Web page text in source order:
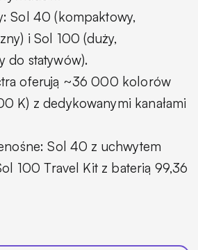
Sol 40 (kompaktowy,
i Sol 100 (duży,
do statywów).
oferują ~36 000 kolorów
K) z dedykowanymi kanałami
Sol 40 z uchwytem
100 Travel Kit z baterią 99,36